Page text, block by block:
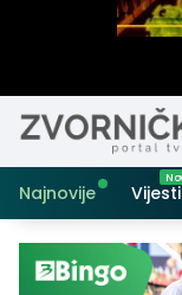
Najnovije Vijesti